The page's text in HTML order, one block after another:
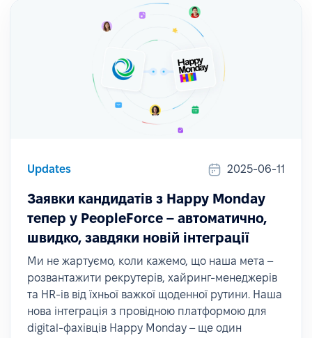
Updates 2025-06-11
Заявки кандидатів з Happy Monday
тепер у PeopleForce – автоматично,
швидко, завдяки новій інтеграції
Ми не жартуємо, коли кажемо, що наша мета –
розвантажити рекрутерів, хайринг-менеджерів
та HR-ів від їхньої важкої щоденної рутини. Наша
нова інтеграція з провідною платформою для
digital-фахівців Happy Monday – ще один